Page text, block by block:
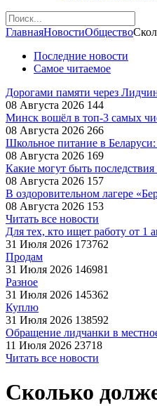
ГлавнаяНовостиОбщество
Последние новости
Самое читаемое
Дорогами памяти через
08 Августа 2026 144
Минск вошёл в топ-3 самых
08 Августа 2026 266
Школьное питание в Беларуси:
08 Августа 2026 169
Какие могут быть
08 Августа 2026 157
В оздоровительном лагере
08 Августа 2026 153
Читать все новости
Для тех, кто ищет работу от 1
31 Июля 2026 173762
Продам
31 Июля 2026 146981
Разное
31 Июля 2026 145362
Куплю
31 Июля 2026 138592
Обращение лидчанки в
11 Июля 2026 23718
Читать все новости
Сколько